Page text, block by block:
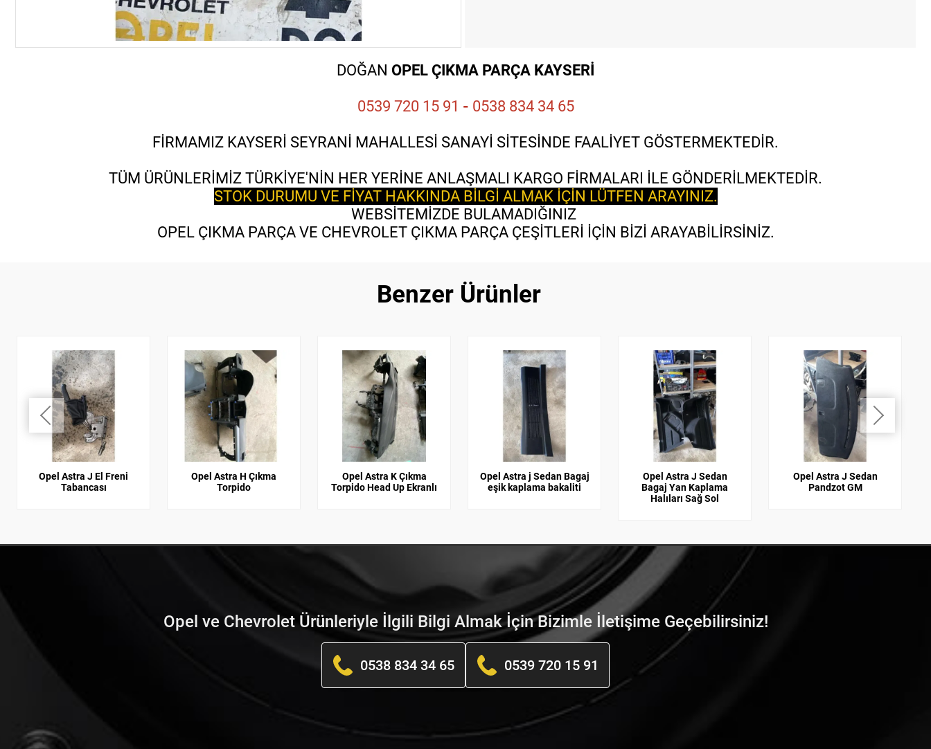
DOĞAN OPEL ÇIKMA PARÇA KAYSERİ
0539 720 15 91 - 0538 834 34 65
FİRMAMIZ KAYSERİ SEYRANİ MAHALLESİ SANAYİ SİTESİNDE FAALİYET GÖSTERMEKTEDİR.
TÜM ÜRÜNLERİMİZ TÜRKİYE'NİN HER YERİNE ANLAŞMALI KARGO FİRMALARI İLE GÖNDERİLMEKTEDİR.
STOK DURUMU VE FİYAT HAKKINDA BİLGİ ALMAK İÇİN LÜTFEN ARAYINIZ.
WEBSİTEMİZDE BULAMADIĞINIZ
OPEL ÇIKMA PARÇA VE CHEVROLET ÇIKMA PARÇA ÇEŞİTLERİ İÇİN BİZİ ARAYABİLİRSİNİZ.
Benzer Ürünler
Opel Astra J El Freni
Tabancası
Opel Astra H Çıkma
Torpido
Opel Astra K Çıkma
Torpido Head Up Ekranlı
Opel Astra j Sedan Bagaj
eşik kaplama bakaliti
Opel Astra J Sedan
Bagaj Yan Kaplama
Halıları Sağ Sol
Opel Astra J Sedan
Pandzot GM
Opel ve Chevrolet Ürünleriyle İlgili Bilgi Almak İçin Bizimle İletişime Geçebilirsiniz!
0538 834 34 65 0539 720 15 91